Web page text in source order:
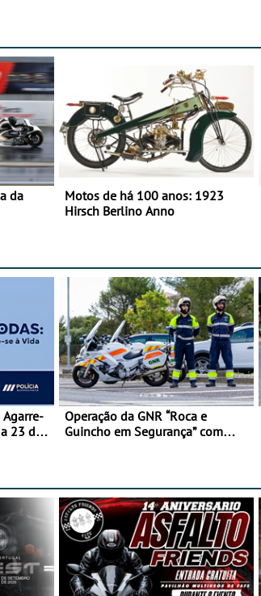
da
Motos de há 100 anos: 1923
Hirsch Berlino Anno
Agarre-
23 de
Operação da GNR “Roca e
Guincho em Segurança” com